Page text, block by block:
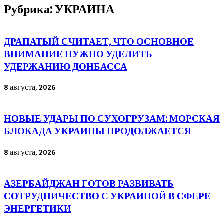
Рубрика: УКРАИНА
ДРАПАТЫЙ СЧИТАЕТ, ЧТО ОСНОВНОЕ
ВНИМАНИЕ НУЖНО УДЕЛИТЬ
УДЕРЖАНИЮ ДОНБАССА
8 августа, 2026
НОВЫЕ УДАРЫ ПО СУХОГРУЗАМ: МОРСКАЯ
БЛОКАДА УКРАИНЫ ПРОДОЛЖАЕТСЯ
8 августа, 2026
АЗЕРБАЙДЖАН ГОТОВ РАЗВИВАТЬ
СОТРУДНИЧЕСТВО С УКРАИНОЙ В СФЕРЕ
ЭНЕРГЕТИКИ